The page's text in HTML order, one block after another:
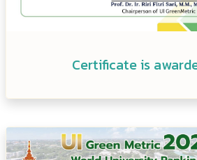
Certificate is